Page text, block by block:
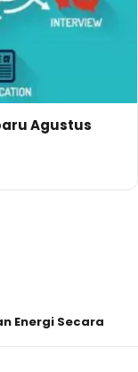
Agustus
Energi Secara